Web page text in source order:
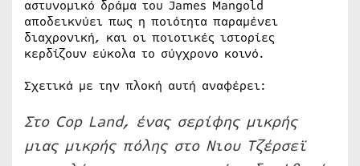
αστυνομικό δράμα του James Mangold
αποδεικνύει πως η ποιότητα παραμένει
διαχρονική, και οι ποιοτικές ιστορίες
κερδίζουν εύκολα το σύγχρονο κοινό.
Σχετικά με την πλοκή αυτή αναφέρει:
Στο Cop Land, ένας σερίφης μικρής
μιας μικρής πόλης στο Νιου Τζέρσεϊ